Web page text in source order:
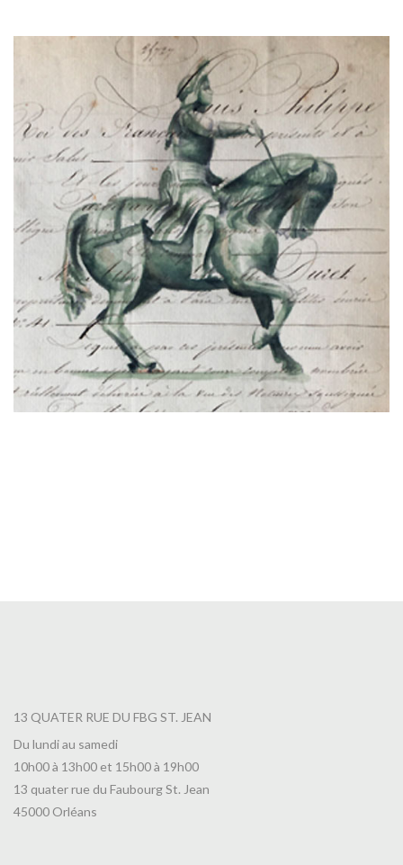
13 QUATER RUE DU FBG ST. JEAN
Du lundi au samedi
10h00 à 13h00 et 15h00 à 19h00
13 quater rue du Faubourg St. Jean
45000 Orléans